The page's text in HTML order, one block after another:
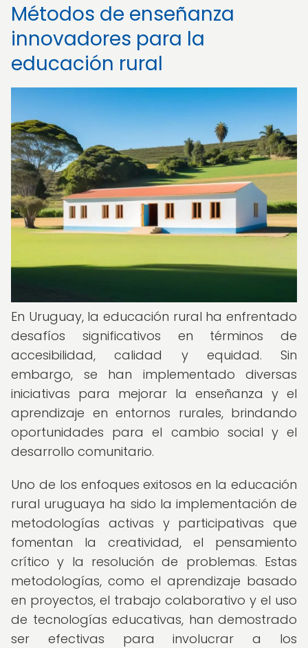
Métodos de enseñanza
innovadores para la
educación rural
En Uruguay, la educación rural ha enfrentado
desafíos significativos en términos de
accesibilidad, calidad y equidad. Sin
embargo, se han implementado diversas
iniciativas para mejorar la enseñanza y el
aprendizaje en entornos rurales, brindando
oportunidades para el cambio social y el
desarrollo comunitario.
Uno de los enfoques exitosos en la educación
rural uruguaya ha sido la implementación de
metodologías activas y participativas que
fomentan la creatividad, el pensamiento
crítico y la resolución de problemas. Estas
metodologías, como el aprendizaje basado
en proyectos, el trabajo colaborativo y el uso
de tecnologías educativas, han demostrado
ser efectivas para involucrar a los